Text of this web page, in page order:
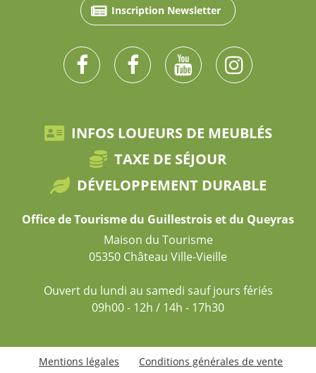
Inscription Newsletter
INFOS LOUEURS DE MEUBLÉS
TAXE DE SÉJOUR
DÉVELOPPEMENT DURABLE
Office de Tourisme du Guillestrois et du Queyras
Maison du Tourisme
05350 Château Ville-Vieille
Ouvert du lundi au samedi sauf jours fériés
09h00 - 12h / 14h - 17h30
Mentions légales Conditions générales de vente